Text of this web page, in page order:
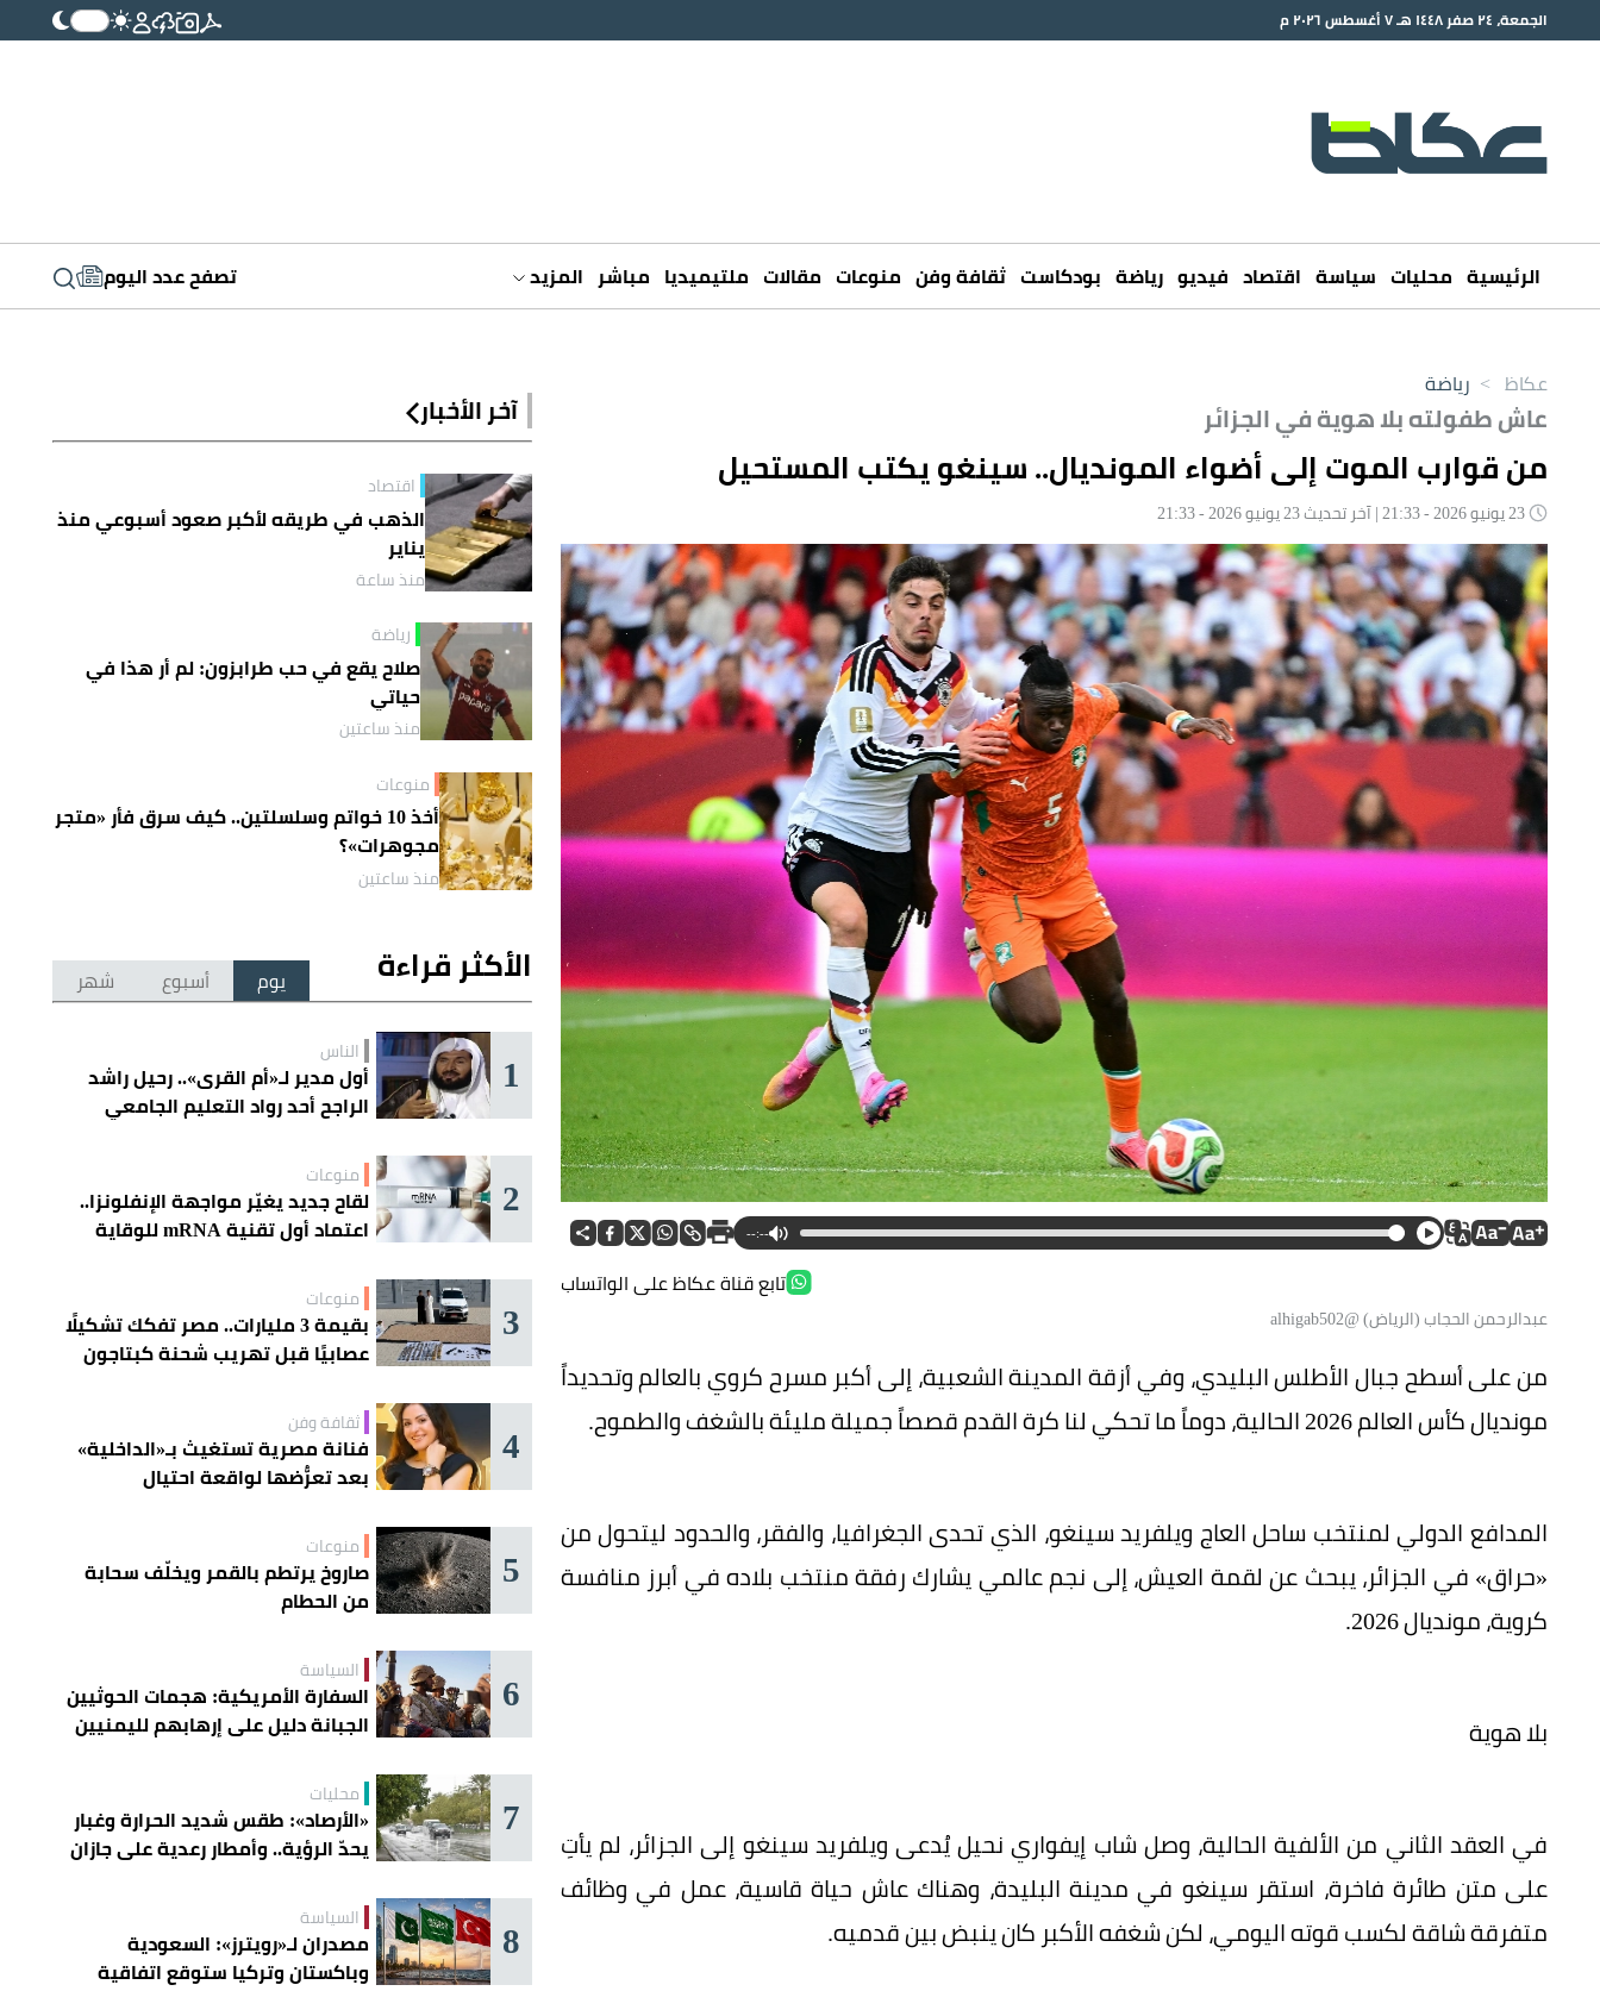
الجمعة، ٢٤ صفر ١٤٤٨ هـ ٧ أغسطس ٢٠٢٦ م
الرئيسية محليات سياسة اقتصاد فيديو رياضة بودكاست ثقافة وفن منوعات مقالات ملتيميديا مباشر المزيد تصفح عدد اليوم
عكاظ > رياضة
عاش طفولته بلا هوية في الجزائر
من قوارب الموت إلى أضواء المونديال.. سينغو يكتب المستحيل
--:--
تابع قناة عكاظ على الواتساب
عبدالرحمن الحجاب (الرياض) @alhigab502
من على أسطح جبال الأطلس البليدي، وفي أزقة المدينة الشعبية، إلى أكبر مسرح كروي بالعالم وتحديداً
مونديال كأس العالم 2026 الحالية، دوماً ما تحكي لنا كرة القدم قصصاً جميلة مليئة بالشغف والطموح.
المدافع الدولي لمنتخب ساحل العاج ويلفريد سينغو، الذي تحدى الجغرافيا، والفقر، والحدود ليتحول من
«حراق» في الجزائر، يبحث عن لقمة العيش، إلى نجم عالمي يشارك رفقة منتخب بلاده في أبرز منافسة
كروية، مونديال 2026.
بلا هوية
في العقد الثاني من الألفية الحالية، وصل شاب إيفواري نحيل يُدعى ويلفريد سينغو إلى الجزائر، لم يأتِ
على متن طائرة فاخرة، استقر سينغو في مدينة البليدة، وهناك عاش حياة قاسية، عمل في وظائف
متفرقة شاقة لكسب قوته اليومي، لكن شغفه الأكبر كان ينبض بين قدميه.
آخر الأخبار
اقتصاد
الذهب في طريقه لأكبر صعود أسبوعي منذ
يناير
منذ ساعة
رياضة
صلاح يقع في حب طرابزون: لم أر هذا في
حياتي
منذ ساعتين
منوعات
أخذ 10 خواتم وسلسلتين.. كيف سرق فأر «متجر
مجوهرات»؟
منذ ساعتين
الأكثر قراءة يوم أسبوع شهر
1 الناس
أول مدير لـ«أم القرى».. رحيل راشد
الراجح أحد رواد التعليم الجامعي
2 منوعات
لقاح جديد يغيّر مواجهة الإنفلونزا..
اعتماد أول تقنية mRNA للوقاية
3 منوعات
بقيمة 3 مليارات.. مصر تفكك تشكيلًا
عصابيًا قبل تهريب شحنة كبتاجون
4 ثقافة وفن
فنانة مصرية تستغيث بـ«الداخلية»
بعد تعرُّضها لواقعة احتيال
5 منوعات
صاروخ يرتطم بالقمر ويخلّف سحابة
من الحطام
6 السياسة
السفارة الأمريكية: هجمات الحوثيين
الجبانة دليل على إرهابهم لليمنيين
7 محليات
«الأرصاد»: طقس شديد الحرارة وغبار
يحدّ الرؤية.. وأمطار رعدية على جازان
8 السياسة
مصدران لـ«رويترز»: السعودية
وباكستان وتركيا ستوقع اتفاقية